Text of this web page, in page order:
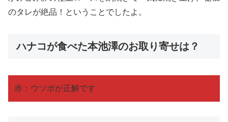
のタレが絶品！ということでしたよ。
ハナコが食べた本池澤のお取り寄せは？
赤：ウツボが正解です